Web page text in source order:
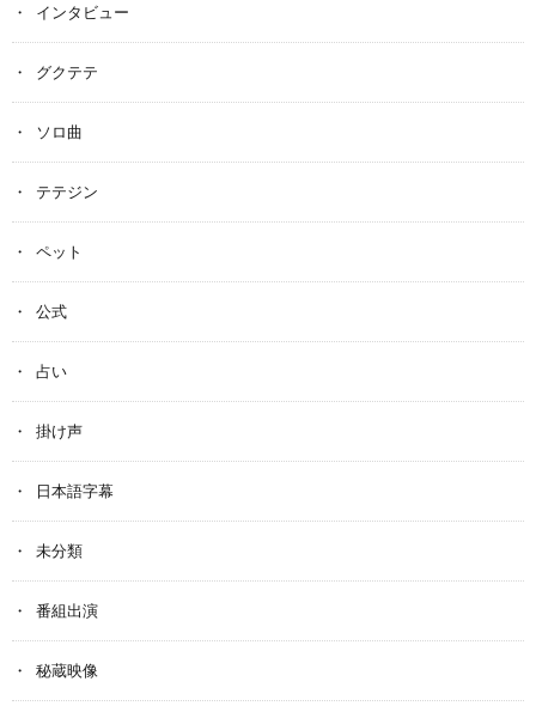
インタビュー
グクテテ
ソロ曲
テテジン
ペット
公式
占い
掛け声
日本語字幕
未分類
番組出演
秘蔵映像